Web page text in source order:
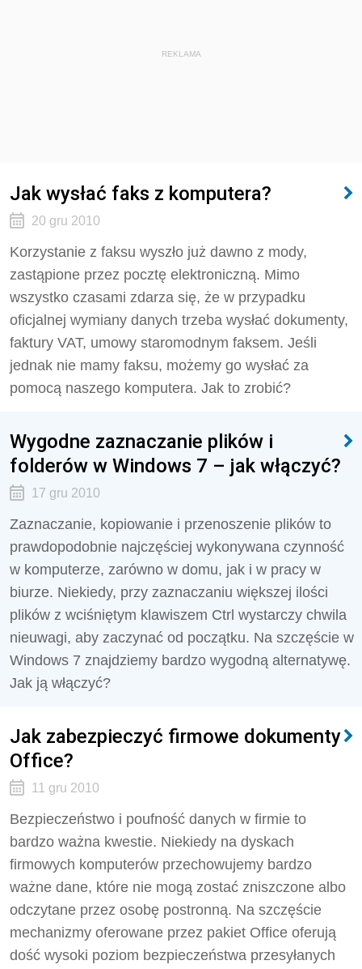
REKLAMA
Jak wysłać faks z komputera?
20 gru 2010
Korzystanie z faksu wyszło już dawno z mody,
zastąpione przez pocztę elektroniczną. Mimo
wszystko czasami zdarza się, że w przypadku
oficjalnej wymiany danych trzeba wysłać dokumenty,
faktury VAT, umowy staromodnym faksem. Jeśli
jednak nie mamy faksu, możemy go wysłać za
pomocą naszego komputera. Jak to zrobić?
Wygodne zaznaczanie plików i
folderów w Windows 7 – jak włączyć?
17 gru 2010
Zaznaczanie, kopiowanie i przenoszenie plików to
prawdopodobnie najczęściej wykonywana czynność
w komputerze, zarówno w domu, jak i w pracy w
biurze. Niekiedy, przy zaznaczaniu większej ilości
plików z wciśniętym klawiszem Ctrl wystarczy chwila
nieuwagi, aby zaczynać od początku. Na szczęście w
Windows 7 znajdziemy bardzo wygodną alternatywę.
Jak ją włączyć?
Jak zabezpieczyć firmowe dokumenty
Office?
11 gru 2010
Bezpieczeństwo i poufność danych w firmie to
bardzo ważna kwestie. Niekiedy na dyskach
firmowych komputerów przechowujemy bardzo
ważne dane, które nie mogą zostać zniszczone albo
odczytane przez osobę postronną. Na szczęście
mechanizmy oferowane przez pakiet Office oferują
dość wysoki poziom bezpieczeństwa przesyłanych